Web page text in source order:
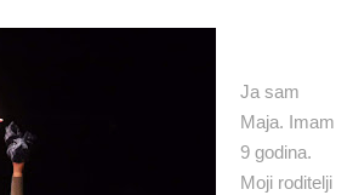
Ja sam
Maja. Imam
9 godina.
Moji roditelji